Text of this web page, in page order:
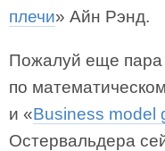
плечи» Айн Рэнд.
Пожалуй еще пара
по
и «Business model
Остервальдера